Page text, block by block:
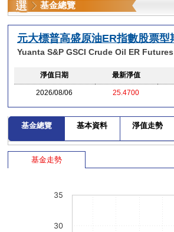
基金總覽
元大標普高盛原油ER指數股票型
Yuanta S&P GSCI Crude Oil ER
淨值日期 最新淨值
2026/08/06 25.4700
基金總覽 基本資料 淨值走勢
基金走勢
30
35